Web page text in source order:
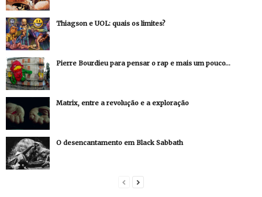
Thiagson e UOL: quais os limites?
Pierre Bourdieu para pensar o rap e mais um pouco…
Matrix, entre a revolução e a exploração
O desencantamento em Black Sabbath